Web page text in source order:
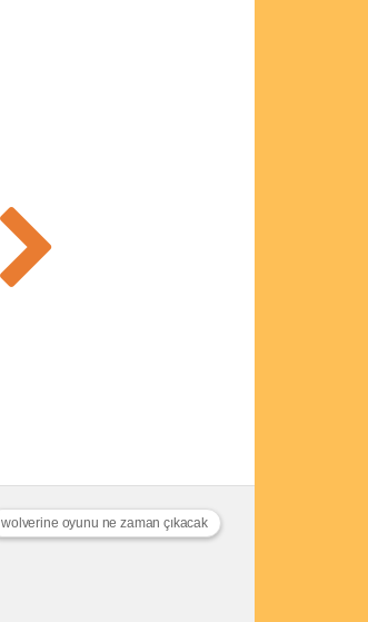
wolverine oyunu ne zaman çıkacak